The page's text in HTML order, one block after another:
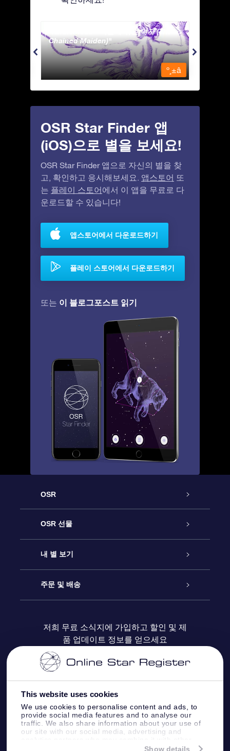
This website uses cookies
We use cookies to personalise content and ads, to
provide social media features and to analyse our
traffic. We also share information about your use of
our site with our social media, advertising and
information that you’ve provided to them or that
Show details
Andromeda - 사슬에 묶인 여자 (The
Chained Maiden)
º¸±â
OSR Star Finder 앱
(iOS)으로 별을 보세요!
OSR Star Finder 앱으로 자신의 별을 찾
고, 확인하고 응시해보세요. 앱스토어 또
는 플레이 스토어 에서 이 앱을 무료로 다
운로드할 수 있습니다!
앱스토어에서 다운로드하기
플레이 스토어에서 다운로드하기
또는 이 블로그포스트 읽기
OSR
고객 서비스
연락처
블로그
OSR 선물
온라인 별 선물
OSR 선물 팩
OSR 상품권
기업 선물
내 별 보기
Star Register
맞춤 별 페이지
One Million Stars
Fly me to the stars VR 앱
주문 및 배송
결제 정보
배송 정보
환불 정책
별자리
저희 무료 소식지에 가입하고 할인 및 제
품 업데이트 정보를 얻으세요